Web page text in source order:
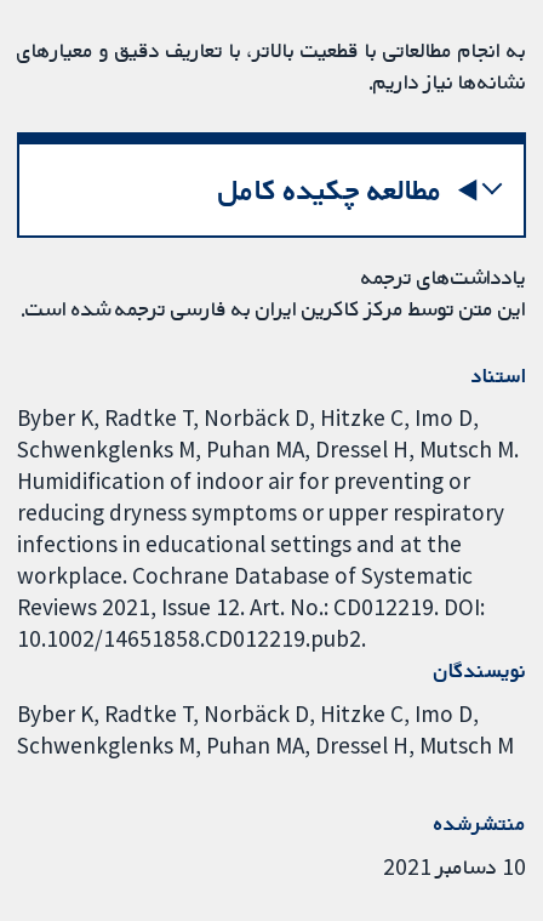
به انجام مطالعاتی با قطعیت بالاتر، با تعاریف دقیق و معیارهای
نشانه‌ها نیاز داریم.
مطالعه چکیده کامل
یادداشت‌های ترجمه
این متن توسط مرکز کاکرین ایران به فارسی ترجمه شده است.
استناد
Byber K, Radtke T, Norbäck D, Hitzke C, Imo D,
Schwenkglenks M, Puhan MA, Dressel H, Mutsch M.
Humidification of indoor air for preventing or
reducing dryness symptoms or upper respiratory
infections in educational settings and at the
workplace. Cochrane Database of Systematic
Reviews 2021, Issue 12. Art. No.: CD012219. DOI:
10.1002/14651858.CD012219.pub2.
نویسندگان
Byber K Radtke T Norbäck D Hitzke C Imo D
Schwenkglenks M Puhan MA Dressel H Mutsch M
منتشرشده
10 دسامبر 2021